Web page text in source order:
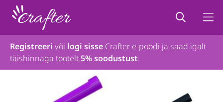
Registreeri või logi sisse Crafter e-poodi ja saad igalt
täishinnaga tootelt5% soodustust.